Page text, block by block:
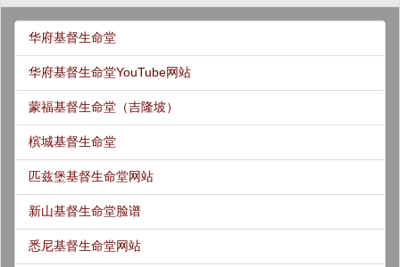
华府基督生命堂
华府基督生命堂YouTube网站
蒙福基督生命堂（吉隆坡）
槟城基督生命堂
匹兹堡基督生命堂网站
新山基督生命堂脸谱
悉尼基督生命堂网站